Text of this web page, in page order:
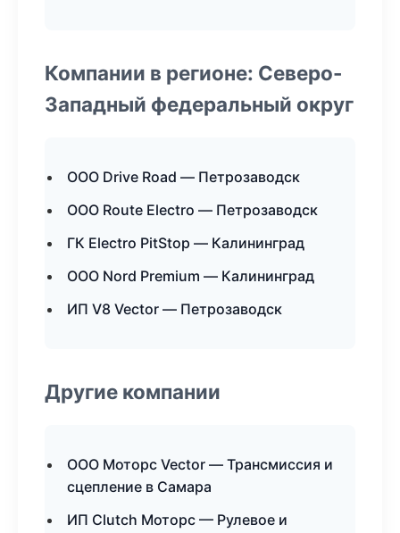
Компании в регионе: Северо-
Западный федеральный округ
ООО Drive Road — Петрозаводск
ООО Route Electro — Петрозаводск
ГК Electro PitStop — Калининград
ООО Nord Premium — Калининград
ИП V8 Vector — Петрозаводск
Другие компании
ООО Моторс Vector — Трансмиссия и
сцепление в Самара
ИП Clutch Моторс — Рулевое и